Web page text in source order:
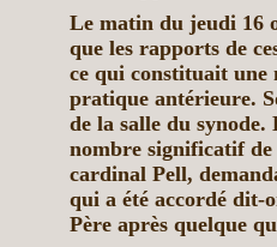
Le matin du jeudi 16
que les rapports de
ce qui constituait
pratique antérieure.
de la salle du
nombre significatif de
cardinal Pell,
qui a été accordé dit-
Père après quelque